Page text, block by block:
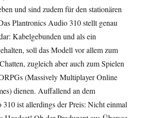
und sind zudem für den stationären
Plantronics Audio 310 stellt genau
Kabelgebunden und als ein
soll das Modell vor allem zum
zugleich aber auch zum Spielen
(Massively Multiplayer Online
dienen. Auffallend an dem
ist allerdings der Preis: Nicht einmal